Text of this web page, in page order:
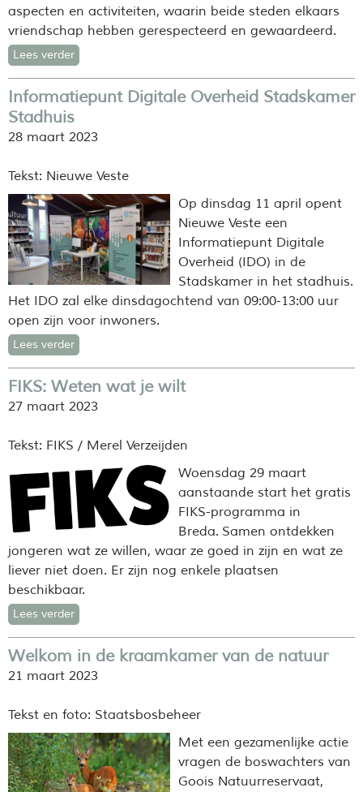
aspecten en activiteiten, waarin beide steden elkaars
vriendschap hebben gerespecteerd en gewaardeerd.
Lees verder
Informatiepunt Digitale Overheid Stadskamer
Stadhuis
28 maart 2023
Tekst: Nieuwe Veste
Op dinsdag 11 april opent
Nieuwe Veste een
Informatiepunt Digitale
Overheid (IDO) in de
Stadskamer in het stadhuis.
Het IDO zal elke dinsdagochtend van 09:00-13:00 uur
open zijn voor inwoners.
Lees verder
FIKS: Weten wat je wilt
27 maart 2023
Tekst: FIKS / Merel Verzeijden
Woensdag 29 maart
aanstaande start het gratis
FIKS-programma in
Breda. Samen ontdekken
jongeren wat ze willen, waar ze goed in zijn en wat ze
liever niet doen. Er zijn nog enkele plaatsen
beschikbaar.
Lees verder
Welkom in de kraamkamer van de natuur
21 maart 2023
Tekst en foto: Staatsbosbeheer
Met een gezamenlijke actie
vragen de boswachters van
Goois Natuurreservaat,